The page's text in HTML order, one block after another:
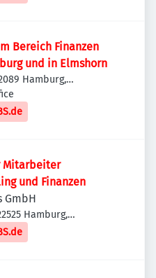
Bereich Finanzen
und in Elmshorn
Hamburg,
Mitarbeiter
und Finanzen
GmbH
Hamburg,